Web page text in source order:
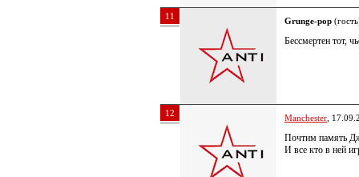
11 Grunge-pop
Бессмертен тот,
12 Manchester ,
Почтим память
И все кто в ней